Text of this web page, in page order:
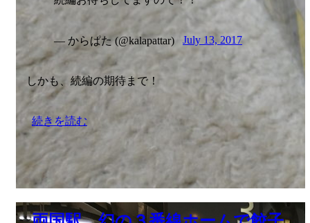
— からぱた (@kalapattar) July 13, 2017
しかも、続編の期待まで！
続きを読む